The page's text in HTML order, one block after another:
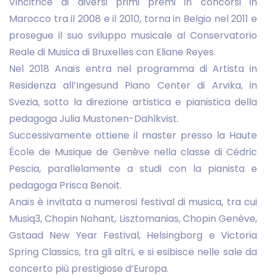
Marocco tra il 2008 e il 2010, torna in Belgio nel 2011 e
prosegue il suo sviluppo musicale al Conservatorio
Reale di Musica di Bruxelles con Eliane Reyes.
Nel 2018 Anaïs entra nel programma di Artista in
Residenza all’Ingesund Piano Center di Arvika, in
Svezia, sotto la direzione artistica e pianistica della
pedagoga Julia Mustonen-Dahlkvist.
Successivamente ottiene il master presso la Haute
École de Musique de Genève nella classe di Cédric
Pescia, parallelamente a studi con la pianista e
pedagoga Prisca Benoit.
Anaïs è invitata a numerosi festival di musica, tra cui
Musiq3, Chopin Nohant, Lisztomanias, Chopin Genève,
Gstaad New Year Festival, Helsingborg e Victoria
Spring Classics, tra gli altri, e si esibisce nelle sale da
concerto più prestigiose d’Europa.